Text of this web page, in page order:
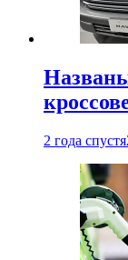
2 года спустя